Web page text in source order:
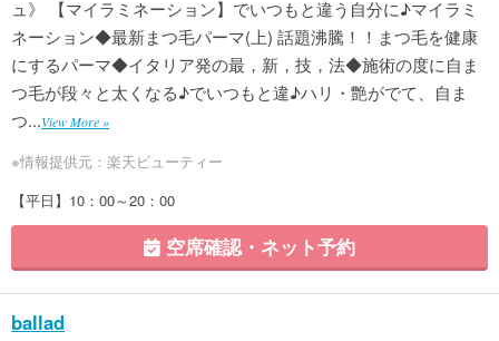
ュ》 【マイラミネーション】でいつもと違う自分に♪マイラミ
ネーション◆最新まつ毛パーマ(上) 話題沸騰！！まつ毛を健康
にするパーマ◆イタリア発の最，新，技，法◆施術の度に自ま
つ毛が段々と太くなる♪でいつもと違♪ハリ・艶がでて、自ま
つ...View More »
※情報提供元：楽天ビューティー
【平日】10：00～20：00
空席確認・ネット予約
ballad